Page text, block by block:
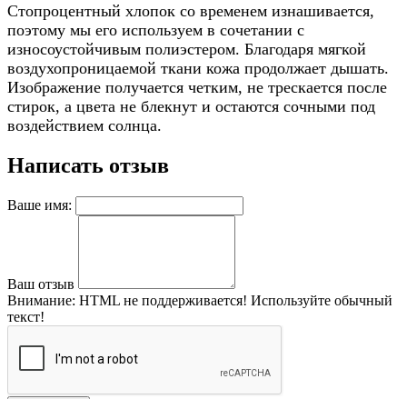
Стопроцентный хлопок со временем изнашивается,
поэтому мы его используем в сочетании с
износоустойчивым полиэстером. Благодаря мягкой
воздухопроницаемой ткани кожа продолжает дышать.
Изображение получается четким, не трескается после
стирок, а цвета не блекнут и остаются сочными под
воздействием солнца.
Написать отзыв
Ваше имя:
Ваш отзыв
Внимание: HTML не поддерживается! Используйте обычный
текст!